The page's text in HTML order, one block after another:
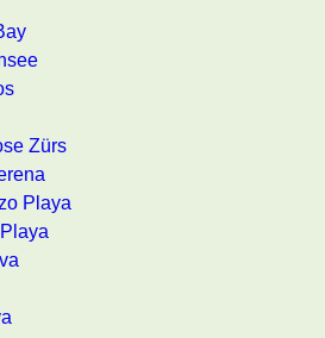
Zürs
Playa